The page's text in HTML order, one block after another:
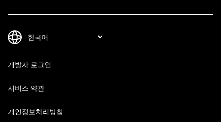
개발자 로그인
서비스 약관
개인정보처리방침